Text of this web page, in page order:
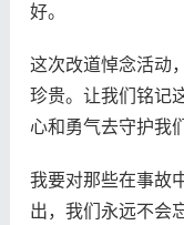
好。
这次改道悼念活动
珍贵。让我们铭记
心和勇气去守护我
我要对那些在事故
出，我们永远不会